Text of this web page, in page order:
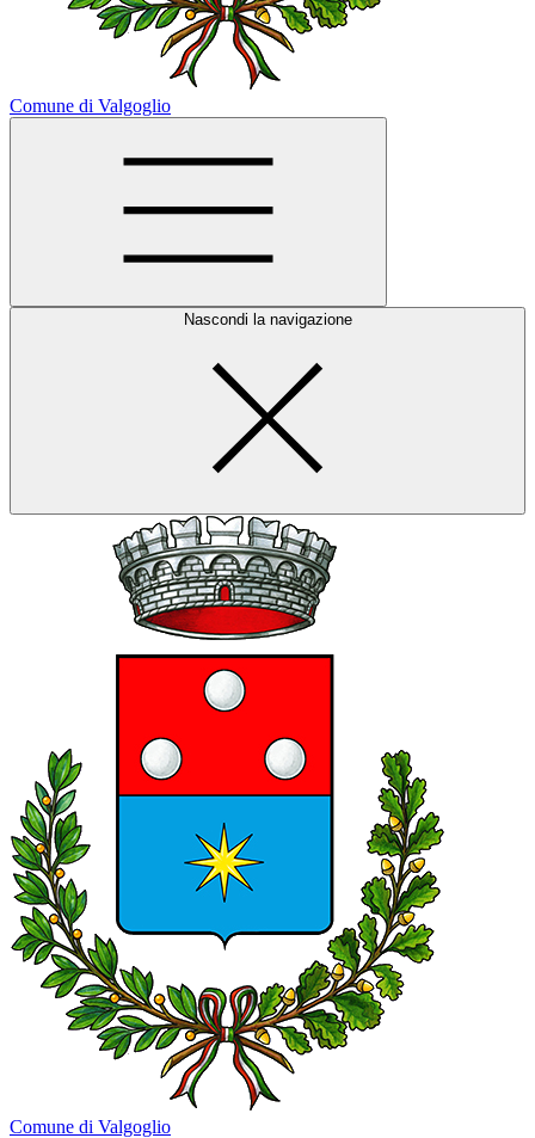
Comune di Valgoglio
Nascondi la navigazione
Comune di Valgoglio